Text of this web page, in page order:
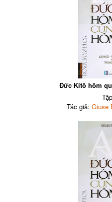
Đức Kitô hôm
Tác giả:Giuse